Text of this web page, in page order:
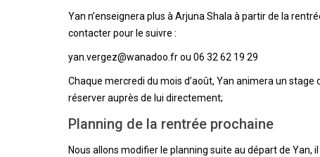
Yan n’enseignera plus à Arjuna Shala à partir de la
contacter pour le suivre :
yan.vergez@wanadoo.fr ou 06 32 62 19 29
Chaque mercredi du mois d’août, Yan animera un
réserver auprès de lui directement;
Planning de la rentrée prochaine
Nous allons modifier le planning suite au départ de Yan,